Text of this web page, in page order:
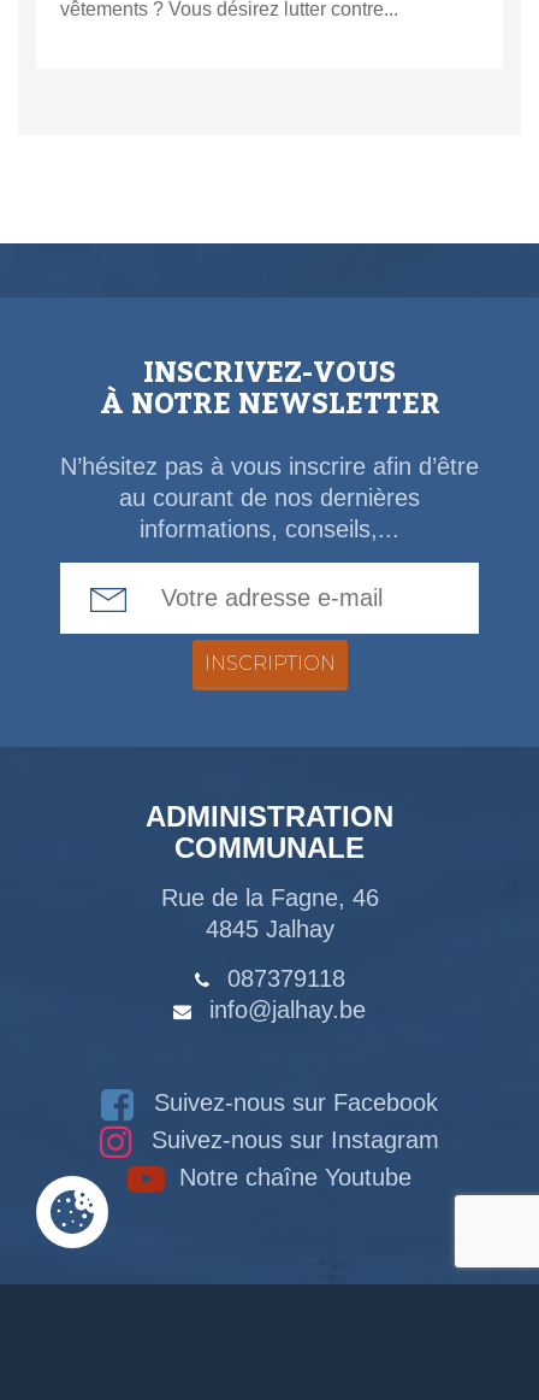
vêtements ? Vous désirez lutter contre...
INSCRIVEZ-VOUS
À NOTRE NEWSLETTER
N’hésitez pas à vous inscrire afin d’être
au courant de nos dernières
informations, conseils,...
ADMINISTRATION
COMMUNALE
Rue de la Fagne, 46
4845 Jalhay
087379118
info@jalhay.be
Suivez-nous sur Facebook
Suivez-nous sur Instagram
Notre chaîne Youtube